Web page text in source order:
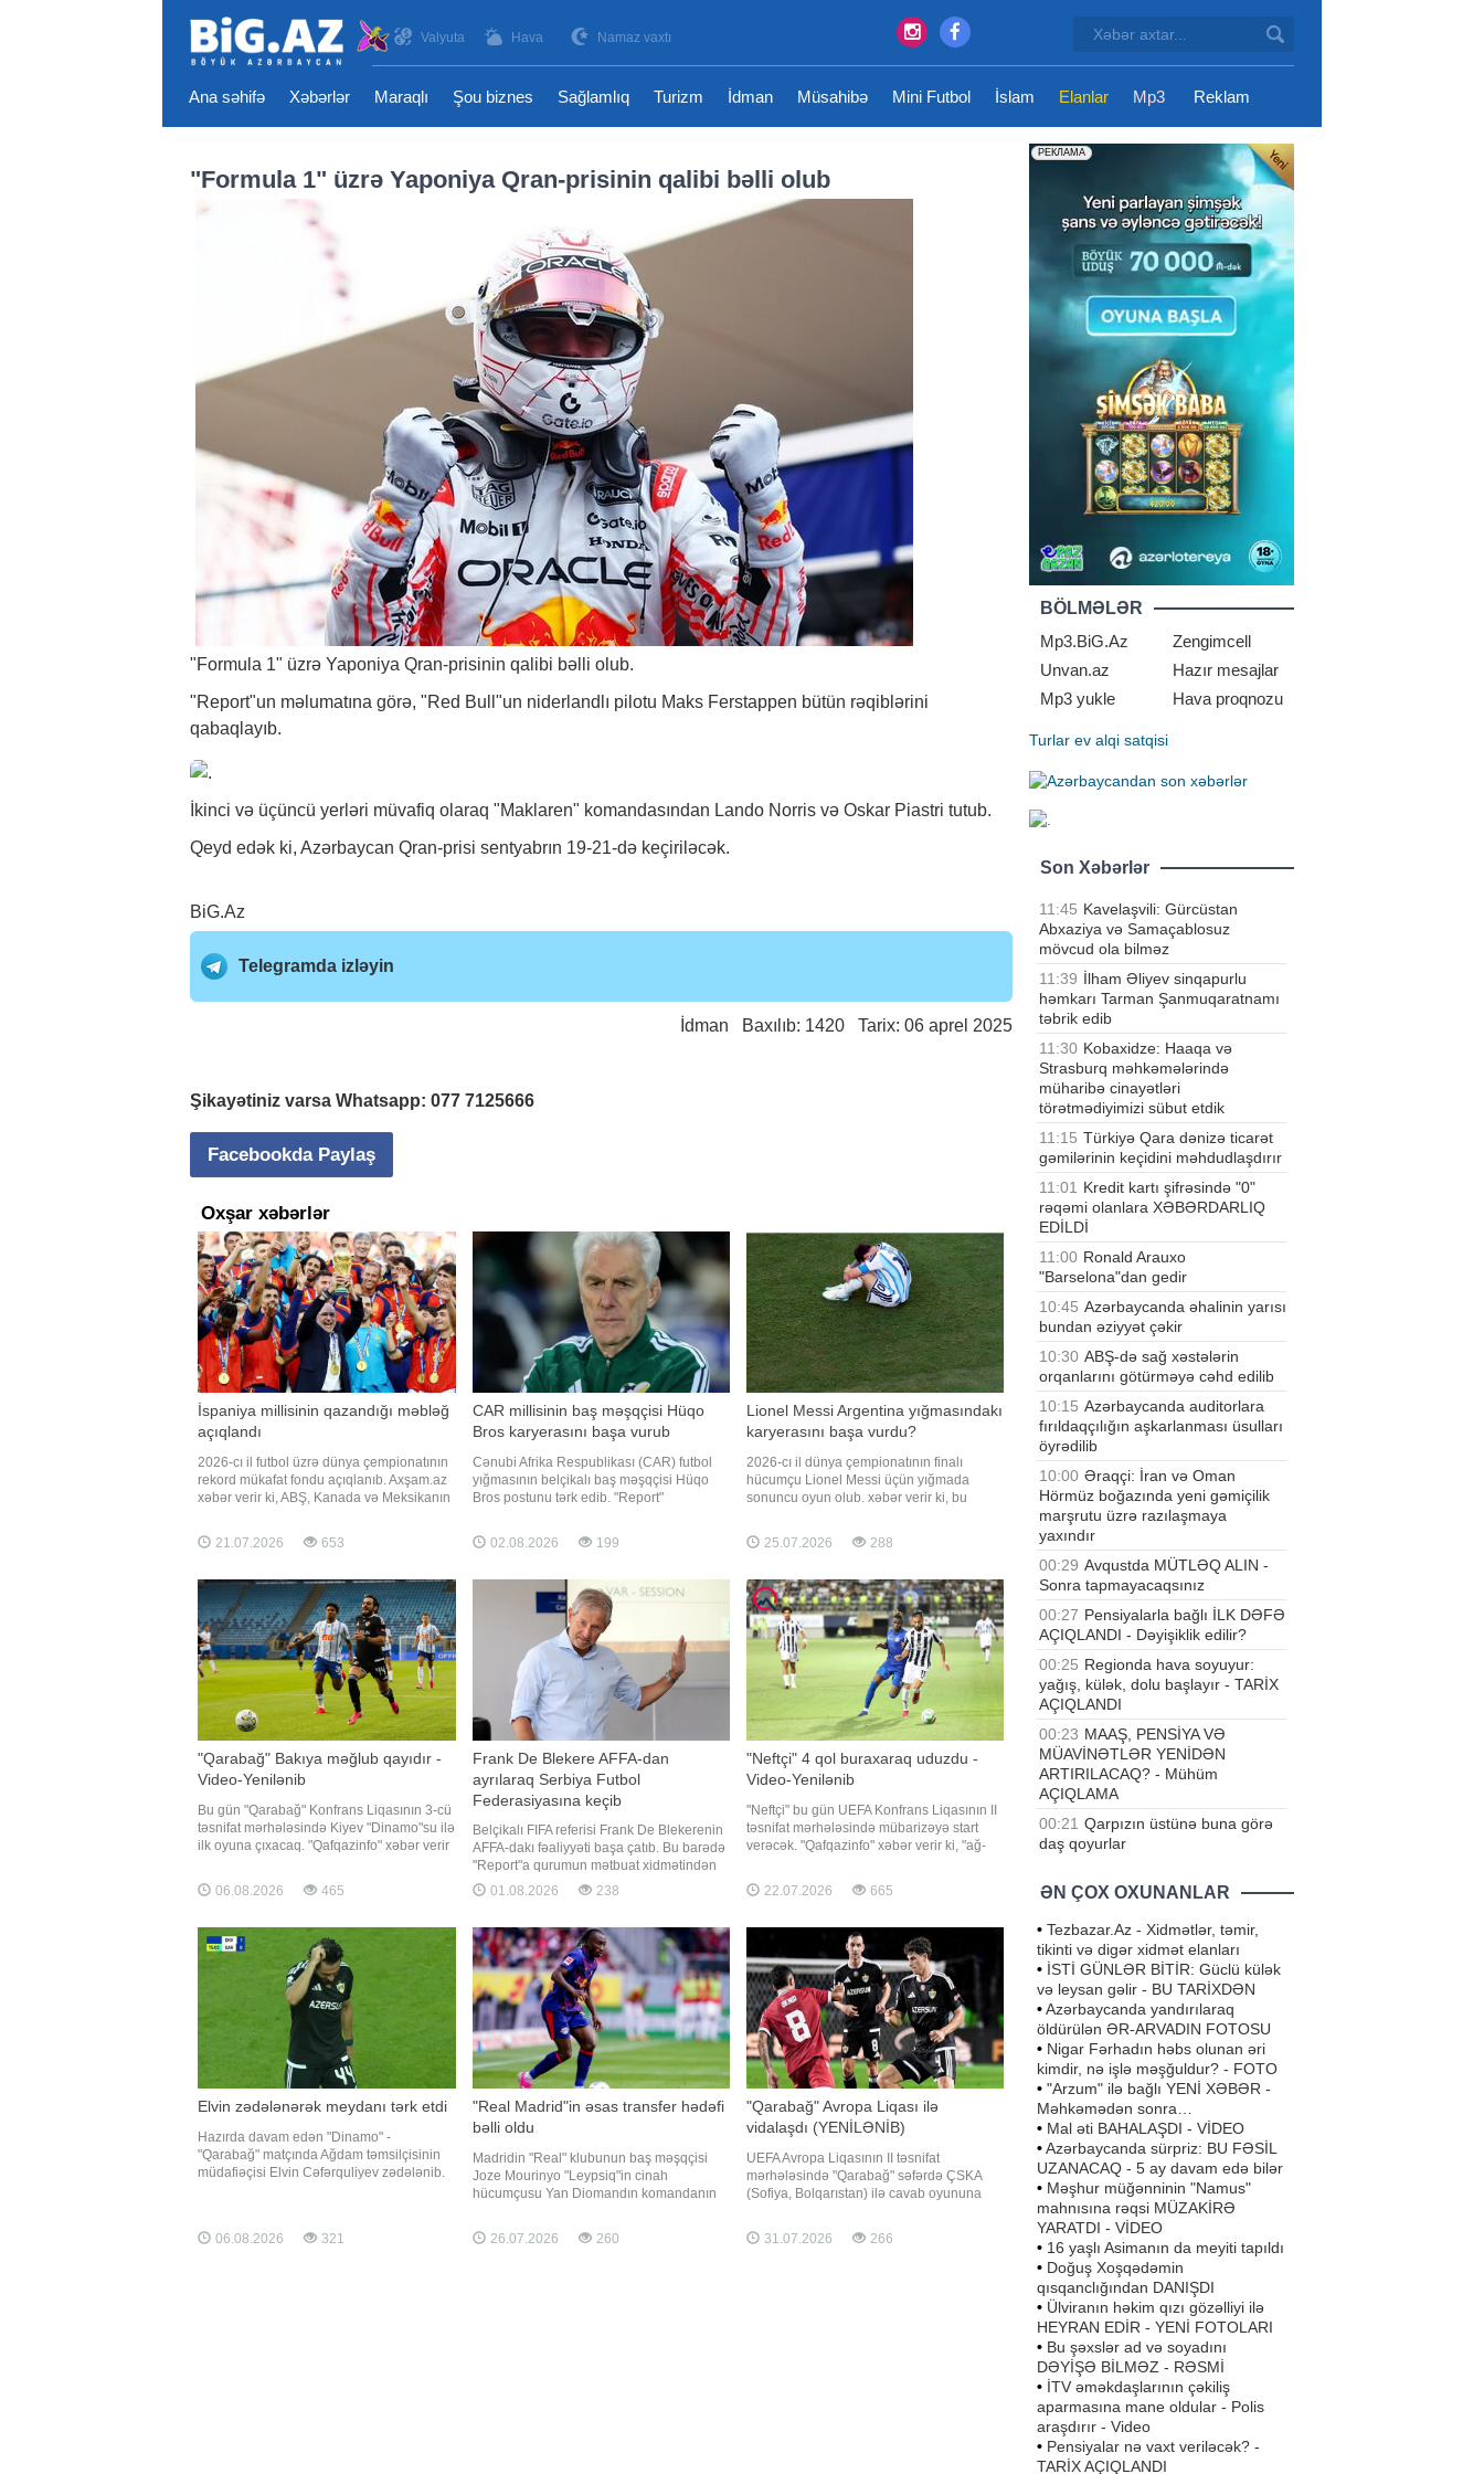
Valyuta Hava Namaz vaxtı
Ana səhifə Xəbərlər Maraqlı Şou biznes Sağlamlıq Turizm İdman Müsahibə Mini Futbol İslam Elanlar Mp3 Reklam
"Formula 1" üzrə Yaponiya Qran-prisinin qalibi bəlli olub
"Formula 1" üzrə Yaponiya Qran-prisinin qalibi bəlli olub.
"Report"un məlumatına görə, "Red Bull"un niderlandlı pilotu Maks Ferstappen bütün rəqiblərini
qabaqlayıb.
İkinci və üçüncü yerləri müvafiq olaraq "Maklaren" komandasından Lando Norris və Oskar Piastri tutub.
Qeyd edək ki, Azərbaycan Qran-prisi sentyabrın 19-21-də keçiriləcək.
BiG.Az
Telegramda izləyin
İdman Baxılıb: 1420 Tarix: 06 aprel 2025
Şikayətiniz varsa Whatsapp: 077 7125666
Facebookda Paylaş
Oxşar xəbərlər
İspaniya millisinin qazandığı məbləğ
açıqlandı
2026-cı il futbol üzrə dünya çempionatının
rekord mükafat fondu açıqlanıb. Axşam.az
xəbər verir ki, ABŞ, Kanada və Meksikanın
mükafat fondu tarixdə ilk dəfə 871 milyon
dollar təşkil edib. Turnirin qalibi olan
məbləğdə pu
21.07.2026 653
CAR millisinin baş məşqçisi Hüqo
Bros karyerasını başa vurub
Cənubi Afrika Respublikası (CAR) futbol
yığmasının belçikalı baş məşqçisi Hüqo
Bros postunu tərk edib. "Report"
mütəxəssisin ölkənin futbol assosiasiyası
ilə iyulun 31-də başa çatan müqaviləsinin
02.08.2026 199
Lionel Messi Argentina yığmasındakı
karyerasını başa vurdu?
2026-cı il dünya çempionatının finalı
hücumçu Lionel Messi üçün yığmada
sonuncu oyun olub. xəbər verir ki, bu
futbol komandasının yarımmüdafiəçisi
Leandro Paredes mətbuat
"Messi DÇ-nin finalının milli komandanı
25.07.2026 288
"Qarabağ" Bakıya məğlub qayıdır -
Video-Yenilənib
Bu gün "Qarabağ" Konfrans Liqasının 3-cü
təsnifat mərhələsində Kiyev "Dinamo"su ilə
ilk oyuna çıxacaq. "Qafqazinfo" xəbər verir
Arena"da keçiriləcək görüş Bakı vaxtı ilə
saat 21:00-da start götürəcək. Matçı
06.08.2026 465
Frank De Blekere AFFA-dan
ayrılaraq Serbiya Futbol
Federasiyasına keçib
Belçikalı FIFA referisi Frank De Blekerenin
AFFA-dakı fəaliyyəti başa çatıb. Bu barədə
"Report"a qurumun mətbuat xidmətindən
bildirilib. 2024-cü ilin iyulunda AFFA
Hakimlər Komitəsinin sədri vəzifəsinə təyin
noyabrından etibarən AFFA-da Beynəlxalq
Hakimli
01.08.2026 238
"Neftçi" 4 qol buraxaraq uduzdu -
Video-Yenilənib
"Neftçi" bu gün UEFA Konfrans Liqasının II
təsnifat mərhələsində mübarizəyə start
verəcək. "Qafqazinfo" xəbər verir ki, "ağ-
Belarusun "Dinamo" (Minsk) klubunu
qəbul edəcək. Görüş Bakı vaxtı ilə saat
22.07.2026 665
Elvin zədələnərək meydanı tərk etdi
Hazırda davam edən "Dinamo" -
"Qarabağ" matçında Ağdam təmsilçisinin
müdafiəçisi Elvin Cəfərquliyev zədələnib.
dəqiqədə məcburi şəkildə əvəzlənib. Onu
06.08.2026 321
"Real Madrid"in əsas transfer hədəfi
bəlli oldu
Madridin "Real" klubunun baş məşqçisi
Joze Mourinyo "Leypsiq"in cinah
hücumçusu Yan Diomandın komandanın
xəbər verir ki, bu barədə jurnalist Fabritsio
Romano "X" sosial şəbəkəsində məlumat
26.07.2026 260
"Qarabağ" Avropa Liqası ilə
vidalaşdı (YENİLƏNİB)
UEFA Avropa Liqasının II təsnifat
mərhələsində "Qarabağ" səfərdə ÇSKA
(Sofiya, Bolqarıstan) ilə cavab oyununa
"Vasil Levski" stadionunda keçirilən
qarşılaşmada hesab açılmayıb - 0:0.
31.07.2026 266
BÖLMƏLƏR
Mp3.BiG.Az
Zengimcell
Unvan.az
Hazır mesajlar
Mp3 yukle
Hava proqnozu
Turlar ev alqi satqisi
Son Xəbərlər
11:45 Kavelaşvili: Gürcüstan
Abxaziya və Samaçablosuz
mövcud ola bilməz
11:39 İlham Əliyev sinqapurlu
həmkarı Tarman Şanmuqaratnamı
təbrik edib
11:30 Kobaxidze: Haaqa və
Strasburq məhkəmələrində
müharibə cinayətləri
törətmədiyimizi sübut etdik
11:15 Türkiyə Qara dənizə ticarət
gəmilərinin keçidini məhdudlaşdırır
11:01 Kredit kartı şifrəsində "0"
rəqəmi olanlara XƏBƏRDARLIQ
EDİLDİ
11:00 Ronald Arauxo
"Barselona"dan gedir
10:45 Azərbaycanda əhalinin yarısı
bundan əziyyət çəkir
10:30 ABŞ-də sağ xəstələrin
orqanlarını götürməyə cəhd edilib
10:15 Azərbaycanda auditorlara
fırıldaqçılığın aşkarlanması üsulları
öyrədilib
10:00 Əraqçi: İran və Oman
Hörmüz boğazında yeni gəmiçilik
marşrutu üzrə razılaşmaya
yaxındır
00:29 Avqustda MÜTLƏQ ALIN -
Sonra tapmayacaqsınız
00:27 Pensiyalarla bağlı İLK DƏFƏ
AÇIQLANDI - Dəyişiklik edilir?
00:25 Regionda hava soyuyur:
yağış, külək, dolu başlayır - TARİX
AÇIQLANDI
00:23 MAAŞ, PENSİYA VƏ
MÜAVİNƏTLƏR YENİDƏN
ARTIRILACAQ? - Mühüm
AÇIQLAMA
00:21 Qarpızın üstünə buna görə
daş qoyurlar
ƏN ÇOX OXUNANLAR
• Tezbazar.Az - Xidmətlər, təmir,
tikinti və digər xidmət elanları
• İSTİ GÜNLƏR BİTİR: Güclü külək
və leysan gəlir - BU TARİXDƏN
•Azərbaycanda yandırılaraq
öldürülən ƏR-ARVADIN FOTOSU
• Nigar Fərhadın həbs olunan əri
kimdir, nə işlə məşğuldur? - FOTO
• "Arzum" ilə bağlı YENİ XƏBƏR -
Məhkəmədən sonra…
• Mal əti BAHALAŞDI - VİDEO
•Azərbaycanda sürpriz: BU FƏSİL
UZANACAQ - 5 ay davam edə bilər
• Məşhur müğənninin "Namus"
mahnısına rəqsi MÜZAKİRƏ
YARATDI - VİDEO
• 16 yaşlı Asimanın da meyiti tapıldı
• Doğuş Xoşqədəmin
qısqanclığından DANIŞDI
• Ülviranın həkim qızı gözəlliyi ilə
HEYRAN EDİR - YENİ FOTOLARI
• Bu şəxslər ad və soyadını
DƏYİŞƏ BİLMƏZ - RƏSMİ
• İTV əməkdaşlarının çəkiliş
aparmasına mane oldular - Polis
araşdırır - Video
• Pensiyalar nə vaxt veriləcək? -
TARİX AÇIQLANDI